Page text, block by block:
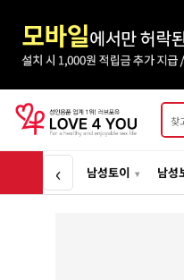
상품
‹ 남성토이 남성